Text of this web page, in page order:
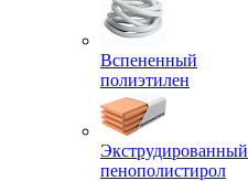
Вспененный
полиэтилен
Экструдированный
пенополистирол